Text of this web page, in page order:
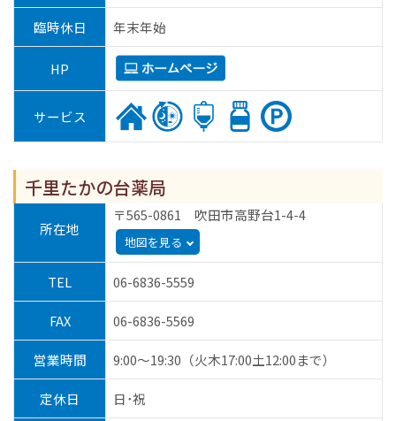
臨時休日 年末年始
HP
サービス
千里たかの台薬局
所在地
〒565-0861 吹田市高野台1-4-4
地図を見る
TEL 06-6836-5559
FAX 06-6836-5569
営業時間 9:00～19:30（火木17:00土12:00まで）
定休日 日･祝